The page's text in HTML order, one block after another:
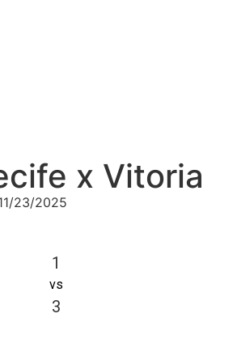
x Vitoria
23/2025
1
vs
3